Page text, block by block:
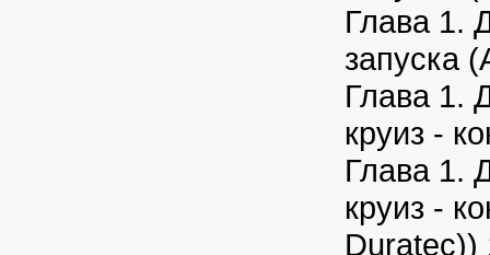
Глава 1.
запуска
Глава 1.
круиз -
Глава 1.
круиз -
Duratec))